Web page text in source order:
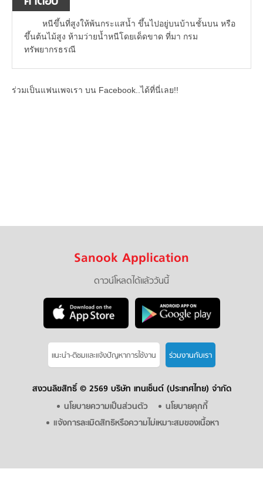
หนีขึ้นที่สูงให้พ้นกระแสน้ำ ขึ้นไปอยู่บนบ้านชั้นบน หรือ
ขึ้นต้นไม้สูง ห้ามว่ายน้ำหนีโดยเด็ดขาด ที่มา กรม
ทรัพยากรธรณี
ร่วมเป็นแฟนเพจเรา บน Facebook..ได้ที่นี่เลย!!
Sanook Application
ดาวน์โหลดได้แล้ววันนี้
แนะนำ-ติชมเเละแจ้งปัญหาการใช้งาน ร่วมงานกับเรา
สงวนลิขสิทธิ์ © 2569 บริษัท เทนเซ็นต์ (ประเทศไทย) จำกัด
นโยบายความเป็นส่วนตัว
นโยบายคุกกี้
แจ้งการละเมิดสิทธิหรือความไม่เหมาะสมของเนื้อหา